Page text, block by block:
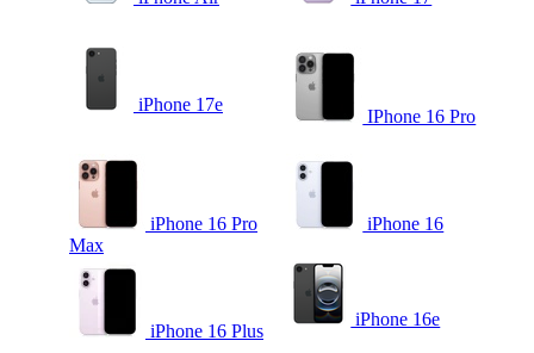
iPhone 17e
IPhone 16 Pro
iPhone 16 Pro
Max
iPhone 16
iPhone 16 Plus
iPhone 16e